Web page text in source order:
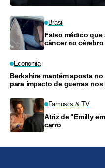
Brasil
Falso médico que
câncer no
Economia
Berkshire mantém aposta
para impacto de guerras
Famosos & TV
Atriz de "Emilly
carro